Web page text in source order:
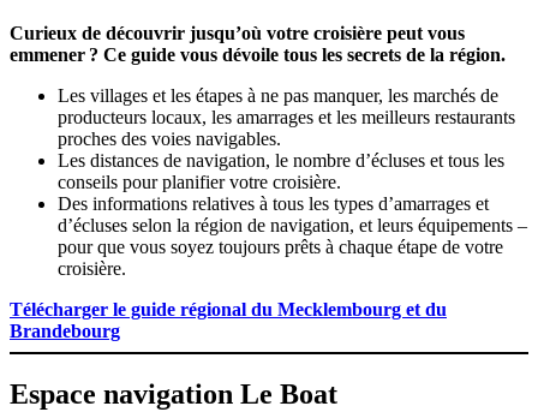
Curieux de découvrir jusqu’où votre croisière peut vous
emmener ? Ce guide vous dévoile tous les secrets de la région.
Les villages et les étapes à ne pas manquer, les marchés de
producteurs locaux, les amarrages et les meilleurs restaurants
proches des voies navigables.
Les distances de navigation, le nombre d’écluses et tous les
conseils pour planifier votre croisière.
Des informations relatives à tous les types d’amarrages et
d’écluses selon la région de navigation, et leurs équipements –
pour que vous soyez toujours prêts à chaque étape de votre
croisière.
Télécharger le guide régional du Mecklembourg et du
Brandebourg
Espace navigation Le Boat